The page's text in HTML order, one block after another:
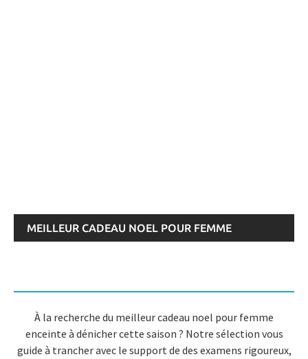
MEILLEUR CADEAU NOEL POUR FEMME
À la recherche du meilleur cadeau noel pour femme
enceinte à dénicher cette saison ? Notre sélection vous
guide à trancher avec le support de des examens rigoureux,